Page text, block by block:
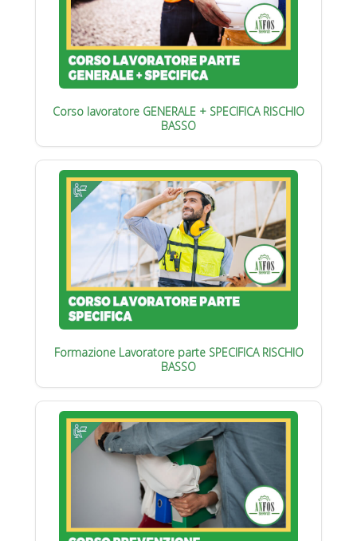
Corso lavoratore GENERALE + SPECIFICA RISCHIO
BASSO
Formazione Lavoratore parte SPECIFICA RISCHIO
BASSO